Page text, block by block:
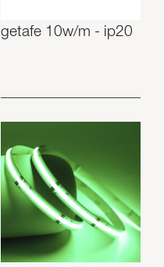
getafe 10w/m - ip20